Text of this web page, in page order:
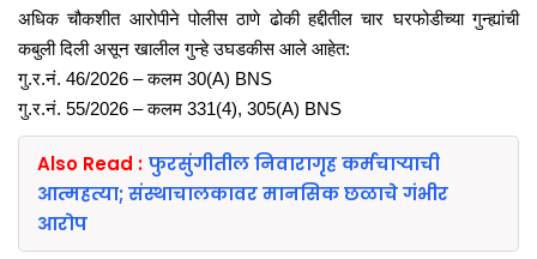
अधिक चौकशीत आरोपीने पोलीस ठाणे ढोकी हद्दीतील चार घरफोडीच्या गुन्ह्यांची
कबुली दिली असून खालील गुन्हे उघडकीस आले आहेत:
गु.र.नं. 46/2026 – कलम 30(A) BNS
गु.र.नं. 55/2026 – कलम 331(4), 305(A) BNS
Also Read : फुरसुंगीतील निवारागृह कर्मचाऱ्याची
आत्महत्या; संस्थाचालकावर मानसिक छळाचे गंभीर
आरोप